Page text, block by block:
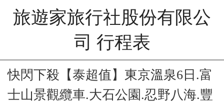
旅遊家旅行社股份有限公
司 行程表
快閃下殺【泰超值】東京溫泉6日.富
士山景觀纜車.大石公園.忍野八海.豐